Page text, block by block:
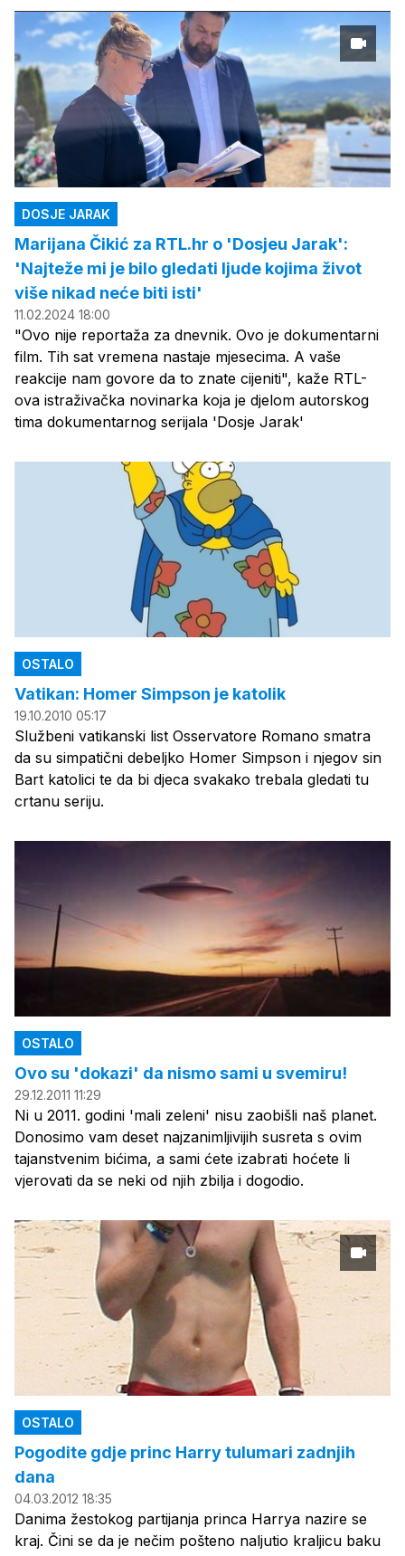
DOSJE JARAK
Marijana Čikić za RTL.hr o 'Dosjeu Jarak':
'Najteže mi je bilo gledati ljude kojima život
više nikad neće biti isti'
11.02.2024 18:00
"Ovo nije reportaža za dnevnik. Ovo je dokumentarni
film. Tih sat vremena nastaje mjesecima. A vaše
reakcije nam govore da to znate cijeniti", kaže RTL-
ova istraživačka novinarka koja je djelom autorskog
tima dokumentarnog serijala 'Dosje Jarak'
OSTALO
Vatikan: Homer Simpson je katolik
19.10.2010 05:17
Službeni vatikanski list Osservatore Romano smatra
da su simpatični debeljko Homer Simpson i njegov sin
Bart katolici te da bi djeca svakako trebala gledati tu
crtanu seriju.
OSTALO
Ovo su 'dokazi' da nismo sami u svemiru!
29.12.2011 11:29
Ni u 2011. godini 'mali zeleni' nisu zaobišli naš planet.
Donosimo vam deset najzanimljivijih susreta s ovim
tajanstvenim bićima, a sami ćete izabrati hoćete li
vjerovati da se neki od njih zbilja i dogodio.
OSTALO
Pogodite gdje princ Harry tulumari zadnjih
dana
04.03.2012 18:35
Danima žestokog partijanja princa Harrya nazire se
kraj. Čini se da je nečim pošteno naljutio kraljicu baku